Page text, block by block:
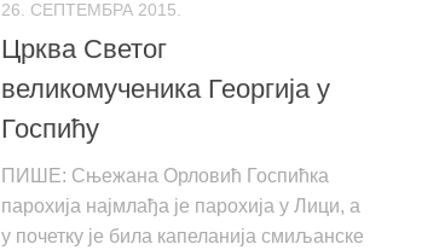
26. СЕПТЕМБРА 2015.
Црква Светог
великомученика Георгија у
Госпићу
ПИШЕ: Сњежана Орловић Госпићка
парохија најмлађа је парохија у Лици, а
у почетку је била капеланија смиљанске